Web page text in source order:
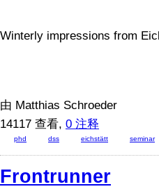
Winterly impressions from
由 Matthias Schroeder
14117 查看, 0 注释
phd dss eichstätt seminar
Frontrunner